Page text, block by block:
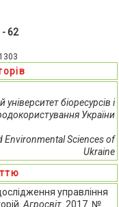
- 62
1303
біоресурсів і
України
Environmental Sciences of
Ukraine
управління
Агросвіт . 2017. №